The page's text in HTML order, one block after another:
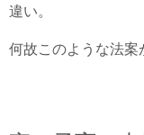
違い。
何故このような法案